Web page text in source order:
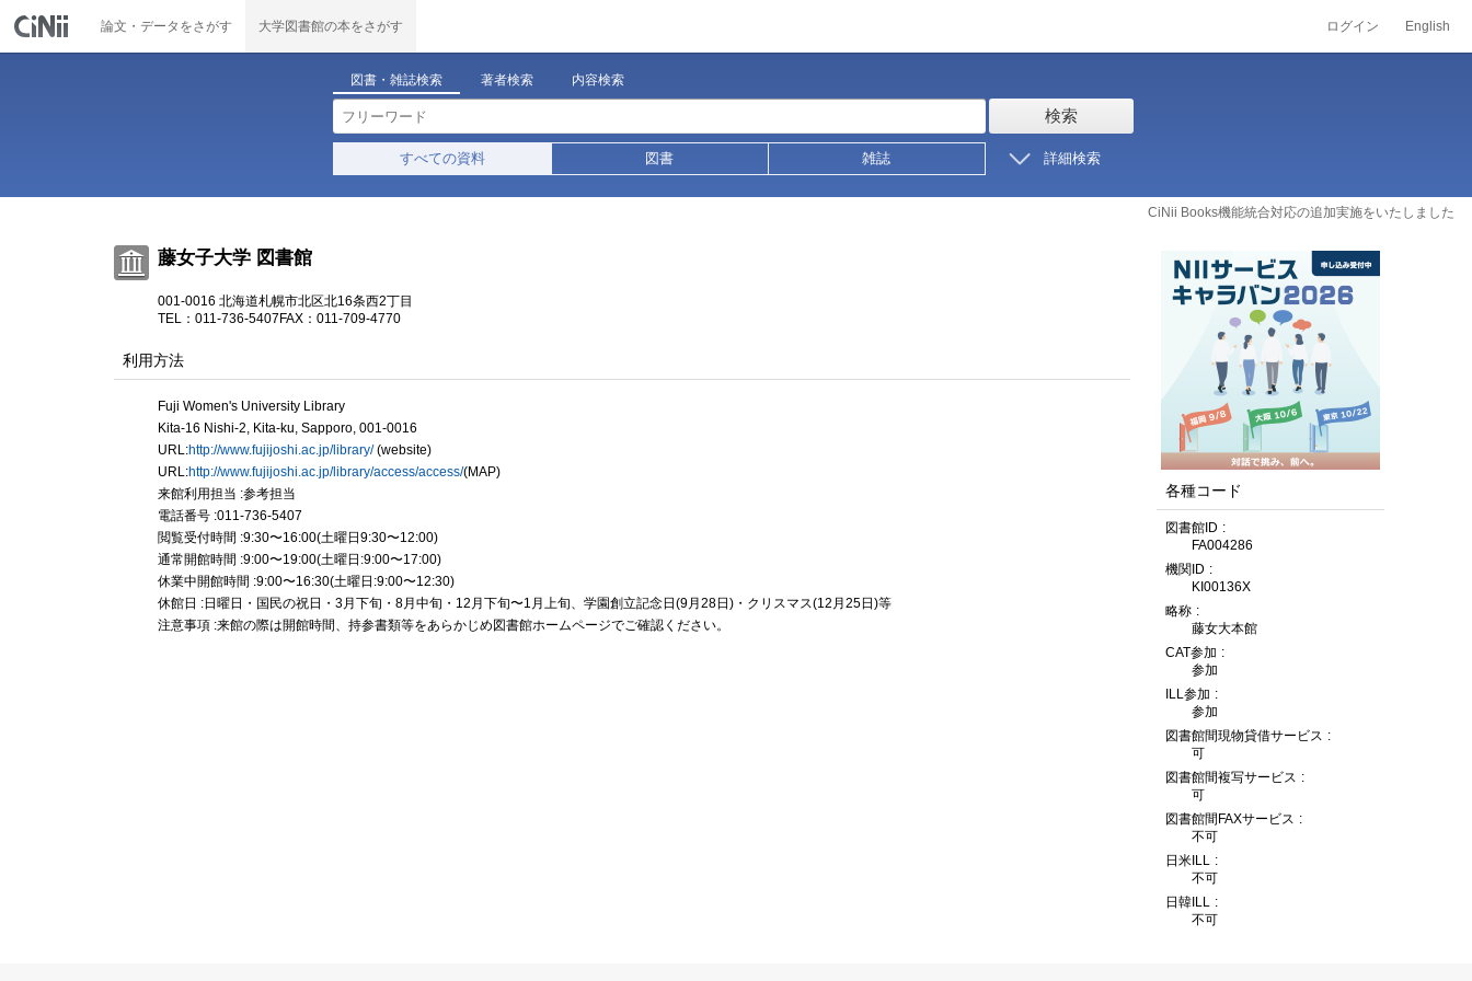
論文・データをさがす 大学図書館の本をさがす ログイン English
図書・雑誌検索 著者検索 内容検索
検索
すべての資料 図書 雑誌 詳細検索
CiNii Books機能統合対応の追加実施をいたしました
藤女子大学 図書館
001-0016 北海道札幌市北区北16条西2丁目
TEL：011-736-5407 FAX：011-709-4770
利用方法
Fuji Women's University Library
Kita-16 Nishi-2, Kita-ku, Sapporo, 001-0016
URL:http://www.fujijoshi.ac.jp/library/(website)
URL:http://www.fujijoshi.ac.jp/library/access/access/(MAP)
来館利用担当 :参考担当
電話番号 :011-736-5407
閲覧受付時間 :9:30〜16:00(土曜日9:30〜12:00)
通常開館時間 :9:00〜19:00(土曜日:9:00〜17:00)
休業中開館時間 :9:00〜16:30(土曜日:9:00〜12:30)
休館日 :日曜日・国民の祝日・3月下旬・8月中旬・12月下旬〜1月上旬、学園創立記念日(9月28日)・クリスマス(12月25日)等
注意事項 :来館の際は開館時間、持参書類等をあらかじめ図書館ホームページでご確認ください。
各種コード
図書館ID
FA004286
機関ID
KI00136X
略称
藤女大本館
CAT参加
参加
ILL参加
参加
図書館間現物貸借サービス
可
図書館間複写サービス
可
図書館間FAXサービス
不可
日米ILL
不可
日韓ILL
不可